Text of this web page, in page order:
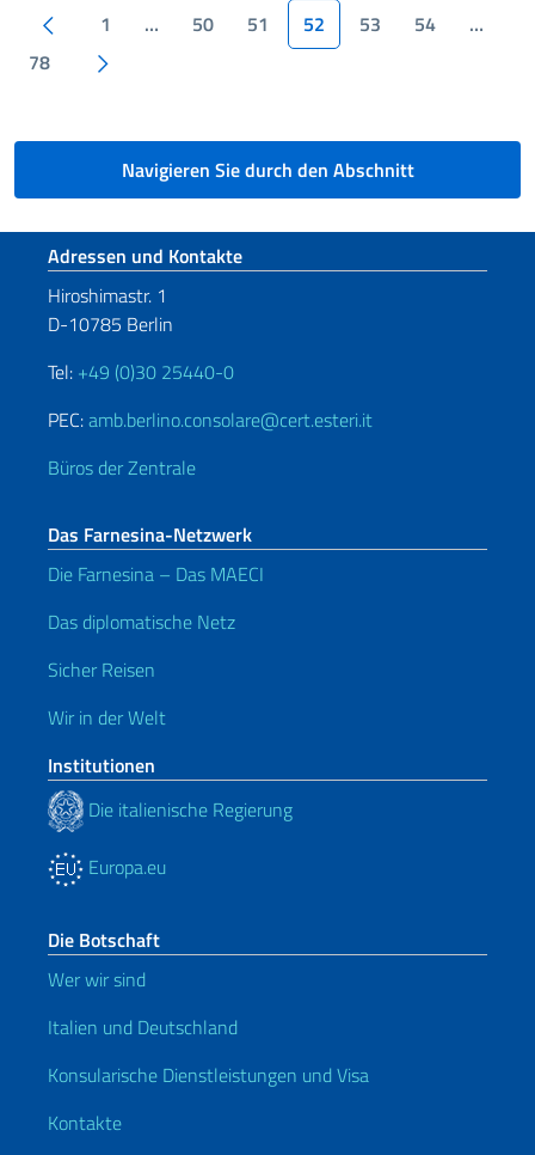
Seitennummerierung
Vorherige Seite
1 … 50 51 52 53 54
…
78
Navigieren Sie durch den Abschnitt
Fußbereich
Adressen und Kontakte
Hiroshimastr. 1
D-10785 Berlin
Tel: +49 (0)30 25440-0
PEC:amb.berlino.consolare@cert.esteri.it
Büros der Zentrale
Das Farnesina-Netzwerk
Die Farnesina – Das MAECI
Das diplomatische Netz
Sicher Reisen
Wir in der Welt
Institutionen
Die italienische Regierung
Europa.eu
Die Botschaft
Wer wir sind
Italien und Deutschland
Konsularische Dienstleistungen und Visa
Kontakte